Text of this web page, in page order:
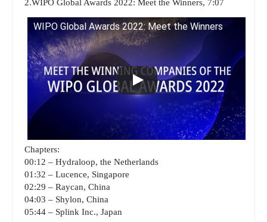
2.WIPO Global Awards 2022: Meet the Winners, 7:07
WIPO Global Awards 2022: Meet the Winners
Chapters:
00:12 – Hydraloop, the Netherlands
01:32 – Lucence, Singapore
02:29 – Raycan, China
04:03 – Shylon, China
05:44 – Splink Inc., Japan